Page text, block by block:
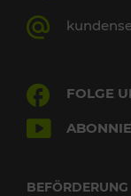
FOLGE
BEFÖRDERUNG